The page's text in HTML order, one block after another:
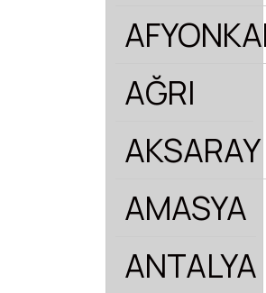
AĞRI
AKSARAY
AMASYA
ANTALYA